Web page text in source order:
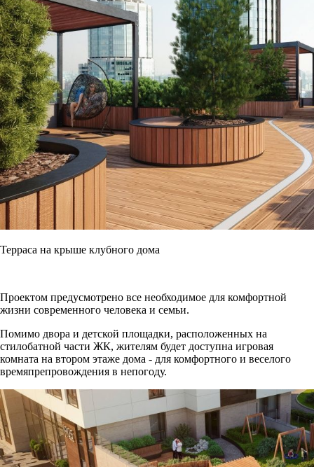
Терраса на крыше клубного дома
Проектом предусмотрено все необходимое для комфортной
жизни современного человека и семьи.
Помимо двора и детской площадки, расположенных на
стилобатной части ЖК, жителям будет доступна игровая
комната на втором этаже дома - для комфортного и веселого
времяпрепровождения в непогоду.